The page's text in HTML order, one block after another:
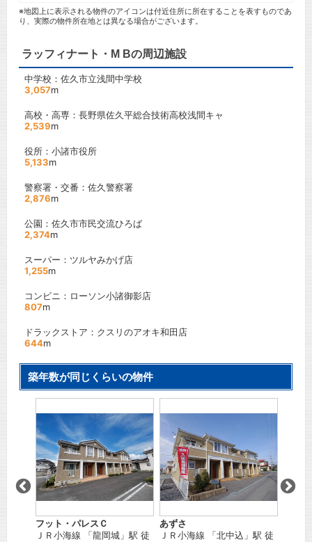
※地図上に表示される物件のアイコンは付近住所に所在することを表すものであ
り、実際の物件所在地とは異なる場合がございます。
ラッフィナート・M Bの周辺施設
中学校：佐久市立浅間中学校
3,057m
高校・高専：長野県佐久平総合技術高校浅間キャ
2,539m
役所：小諸市役所
5,133m
警察署・交番：佐久警察署
2,876m
公園：佐久市市民交流ひろば
2,374m
スーパー：ツルヤみかげ店
1,255m
コンビニ：ローソン小諸御影店
807m
ドラックストア：クスリのアオキ和田店
644m
築年数が同じくらいの物件
フット・パレスＣ
ＪＲ小海線 「龍岡城 」駅 徒
あずさ
ＪＲ小海線 「北中込 」駅 徒